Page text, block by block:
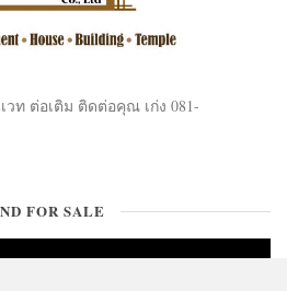
ท ต่อเติม ติดต่อคุณ เก่ง 081-
FOR SALE